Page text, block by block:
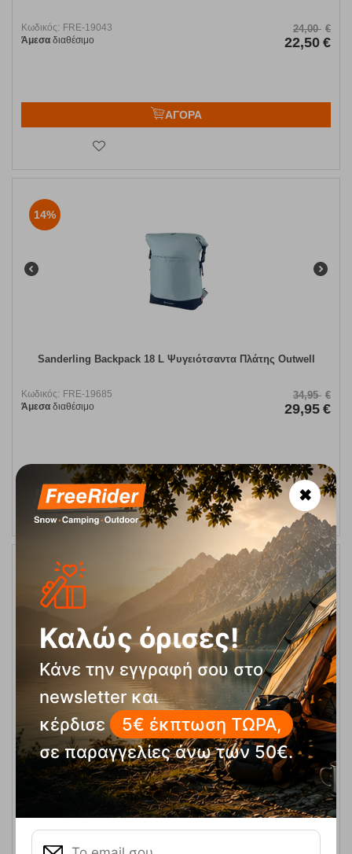
Κωδικός: FRE-19043
Άμεσα διαθέσιμο
24,00 €
22,50 €
ΑΓΟΡΑ
14%
Sanderling Backpack 18 L Ψυγειότσαντα Πλάτης Outwell
Κωδικός: FRE-19685
Άμεσα διαθέσιμο
34,95 €
29,95 €
ΑΓΟΡΑ
15%
Cool bag 15L Ψυγείοτσαντα Πλάτης Robens
Κωδικός:
FRE-19903
Άμεσα
διαθέσιμο
46,95 €
39,95 €
✖
Καλώς όρισες!
Κάνε την εγγραφή σου στο
newsletter και
κέρδισε
5€ έκπτωση ΤΩΡΑ,
σε παραγγελίες άνω των 50€.